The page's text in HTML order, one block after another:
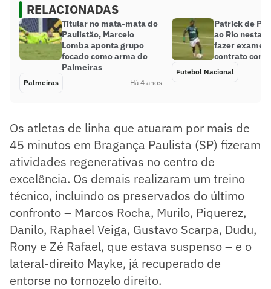
RELACIONADAS
Titular no mata-mata do
Paulistão, Marcelo
Lomba aponta grupo
focado como arma do
Palmeiras
Palmeiras Há 4 anos
Patrick de
ao Rio nesta
fazer exames
contrato com
Futebol Nacional
Os atletas de linha que atuaram por mais de
45 minutos em Bragança Paulista (SP) fizeram
atividades regenerativas no centro de
excelência. Os demais realizaram um treino
técnico, incluindo os preservados do último
confronto – Marcos Rocha, Murilo, Piquerez,
Danilo, Raphael Veiga, Gustavo Scarpa, Dudu,
Rony e Zé Rafael, que estava suspenso – e o
lateral-direito Mayke, já recuperado de
entorse no tornozelo direito.